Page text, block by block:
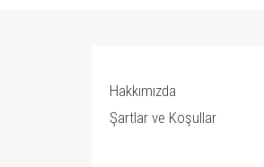
Hakkımızda
Şartlar ve Koşullar